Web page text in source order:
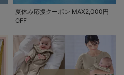
夏休み応援クーポン MAX2,000円
OFF